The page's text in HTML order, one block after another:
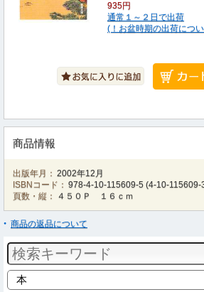
935円
通常１～２日で出荷
(！お盆時期の出荷につ
商品情報
出版年月： 2002年12月
ISBNコード： 978-4-10-115609-5 (4-10-115609-
頁数・縦：
４５０Ｐ １６ｃｍ
商品の返品について